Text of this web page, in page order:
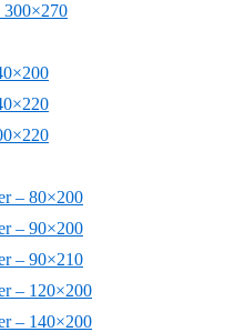
300×270
– 80×200
– 90×200
– 90×210
– 120×200
– 140×200